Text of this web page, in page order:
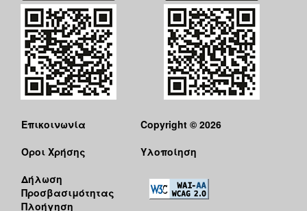
Επικοινωνία
Όροι Χρήσης
Δήλωση
Προσβασιμότητας
Πλοήγηση
Copyright © 2026
Υλοποίηση